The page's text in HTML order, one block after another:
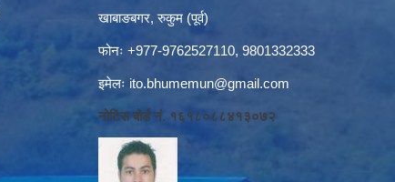
खाबाङबगर, रुकुम (पूर्व)
फोनः +977-9762527110, 9801332333
इमेलः ito.bhumemun@gmail.com
नोटिस बोर्ड नं. १६१८०८८४१३०७२